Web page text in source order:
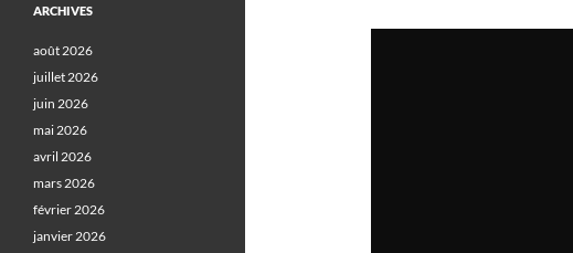
ARCHIVES
août 2026
juillet 2026
juin 2026
mai 2026
avril 2026
mars 2026
février 2026
janvier 2026